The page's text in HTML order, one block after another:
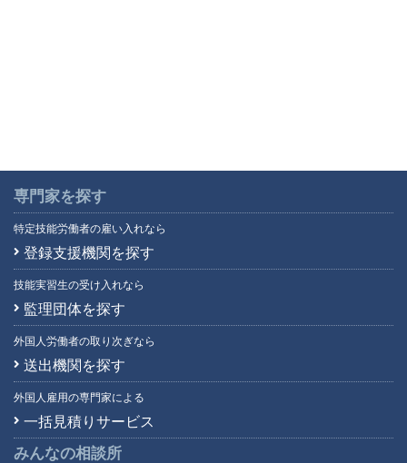
専門家を探す
特定技能労働者の雇い入れなら
登録支援機関を探す
技能実習生の受け入れなら
監理団体を探す
外国人労働者の取り次ぎなら
送出機関を探す
外国人雇用の専門家による
一括見積りサービス
みんなの相談所